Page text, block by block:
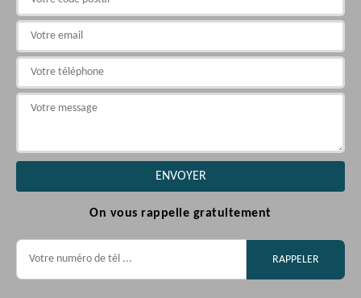
On vous rappelle gratuitement